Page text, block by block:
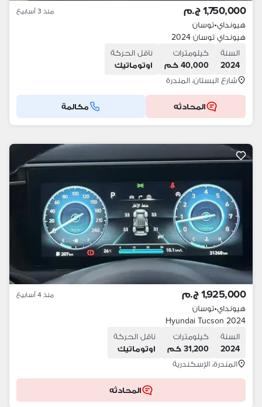
1,750,000 ج.م منذ 3 أسابيع
هيونداي•توسان
هيونداي توسان 2024
السنة
2024
كيلومترات
40,000 كم
ناقل الحركة
اوتوماتيك
شارع البستان، المندرة
المحادثه مكالمة
1,925,000 ج.م منذ 4 أسابيع
هيونداي•توسان
Hyundai Tucson 2024
السنة
2024
كيلومترات
31,200 كم
ناقل الحركة
اوتوماتيك
المندرة، الإسكندرية
المحادثه